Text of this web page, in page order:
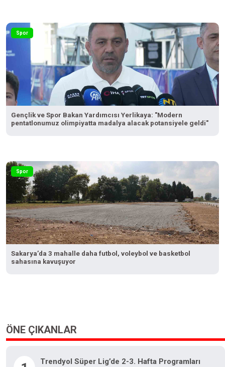
Spor
Gençlik ve Spor Bakan Yardımcısı Yerlikaya: "Modern
pentatlonumuz olimpiyatta madalya alacak potansiyele geldi"
Spor
Sakarya’da 3 mahalle daha futbol, voleybol ve basketbol
sahasına kavuşuyor
ÖNE ÇIKANLAR
Trendyol Süper Lig’de 2-3. Hafta Programları